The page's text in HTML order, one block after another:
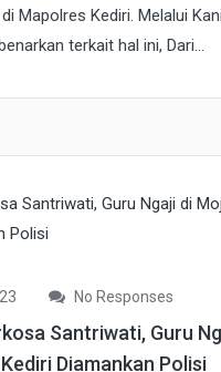
Mapolres Kediri. Melalui
terkait hal ini, Dari...
No Responses
Santriwati, Guru
Diamankan Polisi